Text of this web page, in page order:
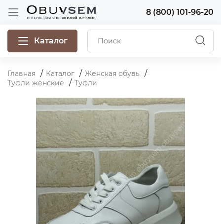
8 (800) 101-96-20
Каталог
Главная Каталог
Женская обувь
Туфли женские
Туфли